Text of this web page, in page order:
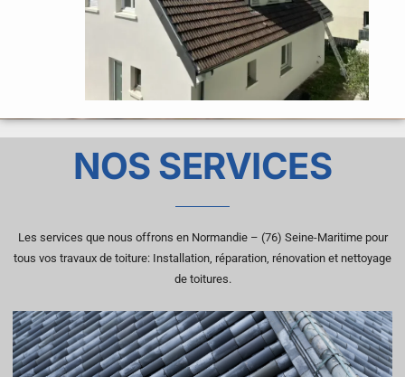
NOS SERVICES
Les services que nous offrons en Normandie – (76) Seine-Maritime pour
tous vos travaux de toiture: Installation, réparation, rénovation et nettoyage
de toitures.